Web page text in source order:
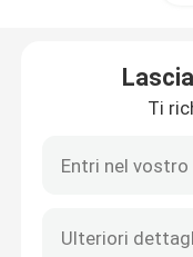
Laser a fibra UV
Laser a fibra
Dispositivo di
Ti